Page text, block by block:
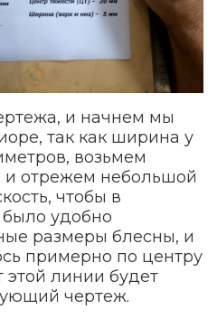
и начнем мы
так как ширина у
возьмем
и отрежем небольшой
чтобы в
удобно
размеры блесны, и
примерно по центру
этой линии будет
чертеж.